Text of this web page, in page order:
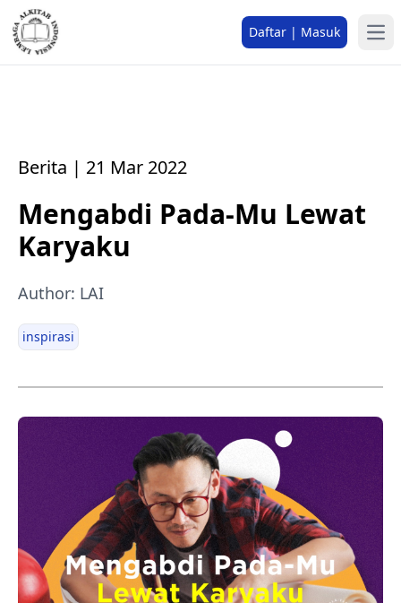
Daftar | Masuk
Berita | 21 Mar 2022
Mengabdi Pada-Mu Lewat
Karyaku
Author: LAI
inspirasi